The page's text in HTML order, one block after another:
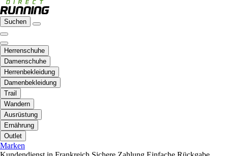
Suchen
Herrenschuhe
Damenschuhe
Herrenbekleidung
Damenbekleidung
Trail
Wandern
Ausrüstung
Ernährung
Outlet
Marken